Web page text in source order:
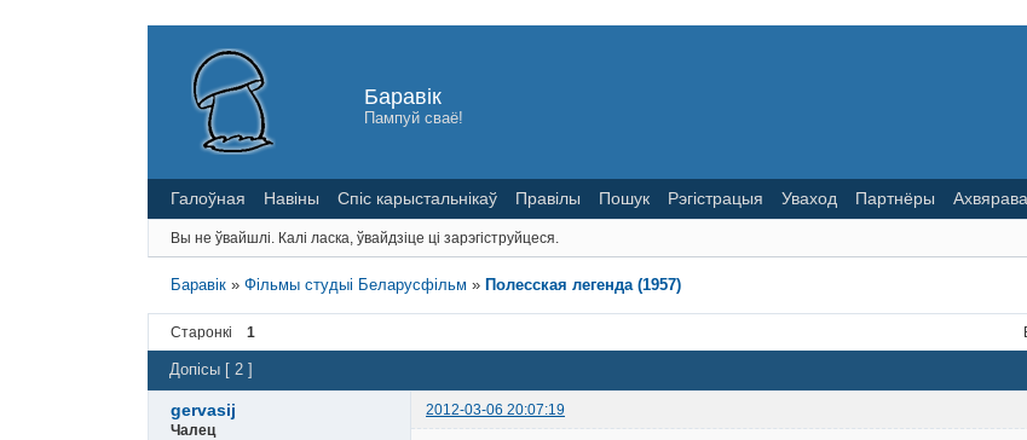
Баравік
Пампуй сваё!
Галоўная Навіны Спіс карыстальнікаў Правілы Пошук Рэгістрацыя Уваход Партнёры
Вы не ўвайшлі. Калі ласка, ўвайдзіце ці зарэгіструйцеся.
Баравік »Фільмы студыі Беларусфільм » Полесская легенда (1957)
Старонкі 1
Допісы [ 2 ]
gervasij
2012-03-06 20:07:19
Чалец